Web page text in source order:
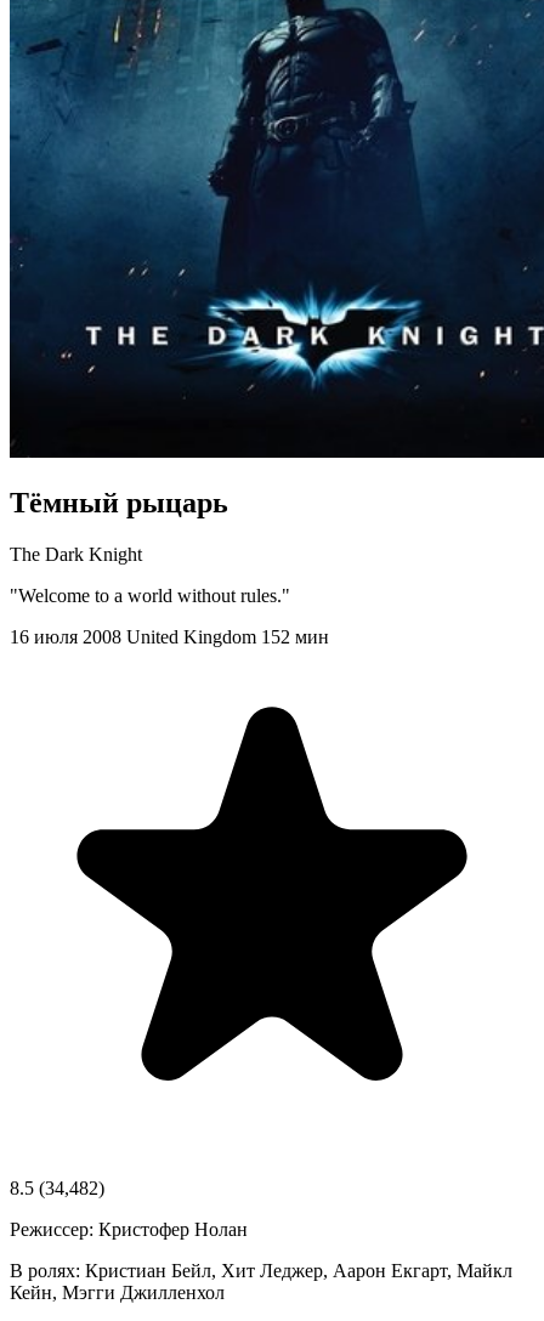
Тёмный рыцарь
The Dark Knight
"Welcome to a world without rules."
16 июля 2008 United Kingdom 152 мин
8.5 (34,482)
Режиссер: Кристофер Нолан
В ролях: Кристиан Бейл, Хит Леджер, Аарон Екгарт, Майкл
Кейн, Мэгги Джилленхол